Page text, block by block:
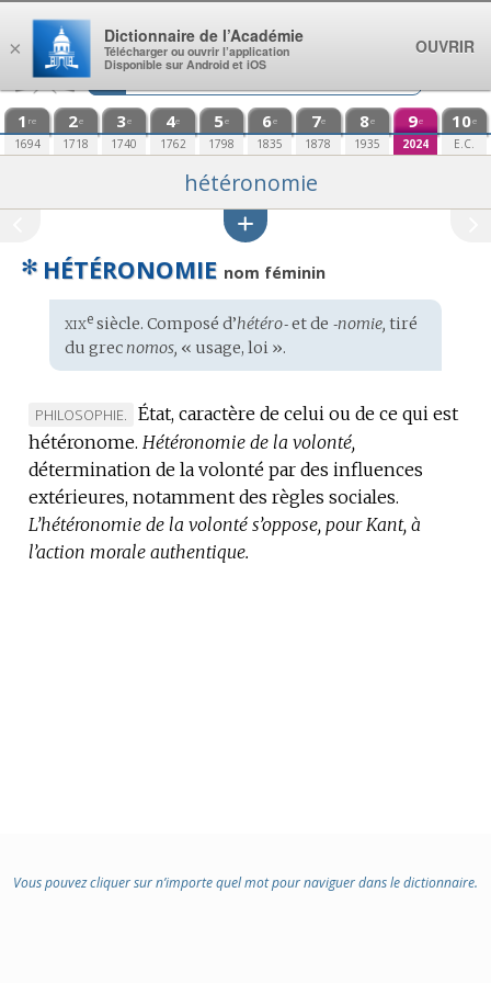
Aller au contenu
1 re
1694
2e
1718
3e
1740
4e
1762
5e
1798
6e
1835
7e
1878
8e
1935
9e
2024
10e
E.C.
hétéronomie
✻ HÉTÉRONOMIE nom féminin
Étymologie
:
xixesiècle. Composé d’hétéro‑et de ‑nomie, tiré
du grecnomos, « usage, loi ».
MARQUE
DE
DOMAINE
:
PHILOSOPHIE.
État, caractère de celui ou de ce qui est
hétéronome. Hétéronomie de la volonté,
détermination de la volonté par des influences
extérieures, notamment des règles sociales.
L’hétéronomie de la volonté s’oppose, pour Kant, à
l’action morale authentique.
Vous pouvez cliquer sur n’importe quel mot pour naviguer dans le dictionnaire.
×
Dictionnaire de l’Académie
Télécharger ou ouvrir l’application
Disponible sur Android et iOS
OUVRIR